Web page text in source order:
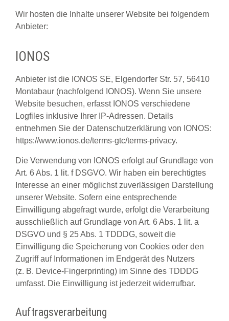
Wir hosten die Inhalte unserer Website bei folgendem
Anbieter:
IONOS
Anbieter ist die IONOS SE, Elgendorfer Str. 57, 56410
Montabaur (nachfolgend IONOS). Wenn Sie unsere
Website besuchen, erfasst IONOS verschiedene
Logfiles inklusive Ihrer IP-Adressen. Details
entnehmen Sie der Datenschutzerklärung von IONOS:
https://www.ionos.de/terms-gtc/terms-privacy.
Die Verwendung von IONOS erfolgt auf Grundlage von
Art. 6 Abs. 1 lit. f DSGVO. Wir haben ein berechtigtes
Interesse an einer möglichst zuverlässigen Darstellung
unserer Website. Sofern eine entsprechende
Einwilligung abgefragt wurde, erfolgt die Verarbeitung
ausschließlich auf Grundlage von Art. 6 Abs. 1 lit. a
DSGVO und § 25 Abs. 1 TDDDG, soweit die
Einwilligung die Speicherung von Cookies oder den
Zugriff auf Informationen im Endgerät des Nutzers
(z. B. Device-Fingerprinting) im Sinne des TDDDG
umfasst. Die Einwilligung ist jederzeit widerrufbar.
Auftragsverarbeitung